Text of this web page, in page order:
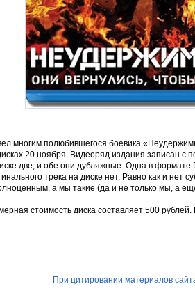
многим полюбившегося боевика
20 ноября. Видеоряд издания записан с
две, и обе они дубляжные. Одна в формате
трека на диске нет. Равно как и нет
а мы такие (да и не только мы, а
стоимость диска составляет 500
При цитировании материалов